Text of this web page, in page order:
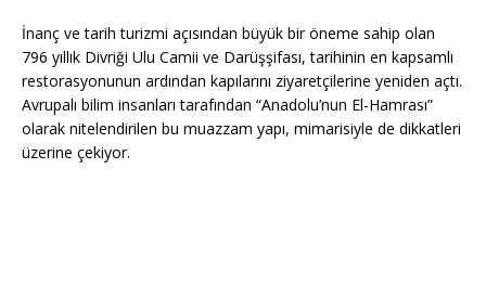
İnanç ve tarih turizmi açısından büyük bir öneme sahip olan
796 yıllık Divriği Ulu Camii ve Darüşşifası, tarihinin en kapsamlı
restorasyonunun ardından kapılarını ziyaretçilerine yeniden açtı.
Avrupalı bilim insanları tarafından “Anadolu’nun El-Hamrası”
olarak nitelendirilen bu muazzam yapı, mimarisiyle de dikkatleri
üzerine çekiyor.